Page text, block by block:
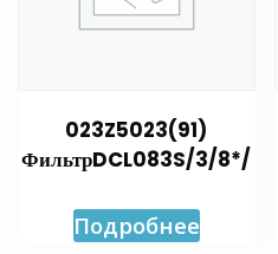
023Z5023(91)
ФильтрDCL083S/3/8*/
Подробнее